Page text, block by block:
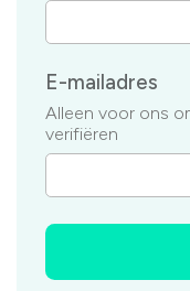
E-mailadres
Alleen voor ons
verifiëren